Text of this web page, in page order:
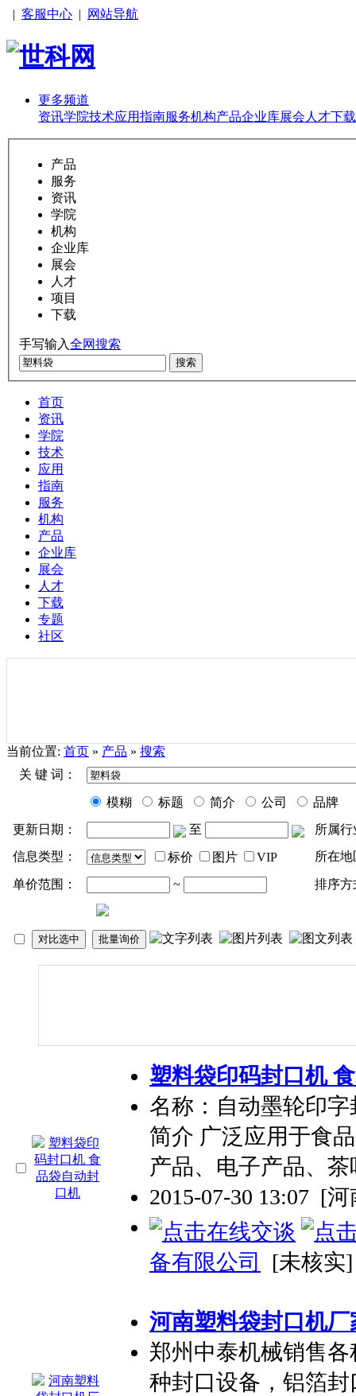
| 客服中心 | 网站导航
更多频道
资讯学院技术应用指南服务机构产品企业库展会 人才下载
产品
服务
资讯
学院
机构
企业库
展会
人才
项目
下载
手写输入全网搜索
搜索
首页
资讯
学院
技术
应用
指南
服务
机构
产品
企业库
展会
人才
下载
专题
社区
当前位置: 首页 » 产品 » 搜索
关 键 词：
模糊 标题 简介 公司
品牌
更新日期：
至
所属行
信息类型：
标价 图片 VIP 所在地
单价范围： ~ 排序方
塑料袋印码封口机
名称：自动墨轮印
简介 广泛应用于食
产品、电子产品、
2015-07-30 13:07 [河
备有限公司 [未核实]
河南塑料袋封口机厂
郑州中泰机械销售
种封口设备，铝箔